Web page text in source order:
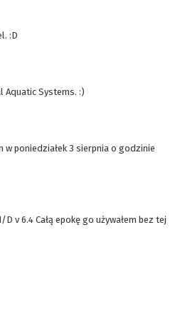
:D
Aquatic Systems. :)
poniedziałek 3 sierpnia o godzinie
v 6.4 Całą epokę go używałem bez tej